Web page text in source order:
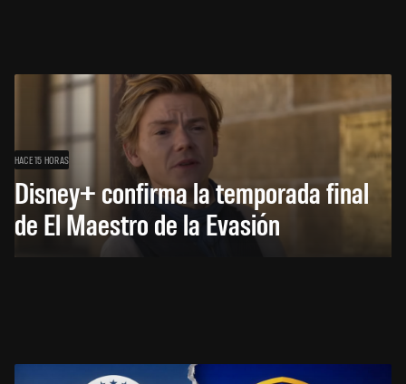
HACE 15 HORAS
Disney+ confirma la temporada final
de El Maestro de la Evasión